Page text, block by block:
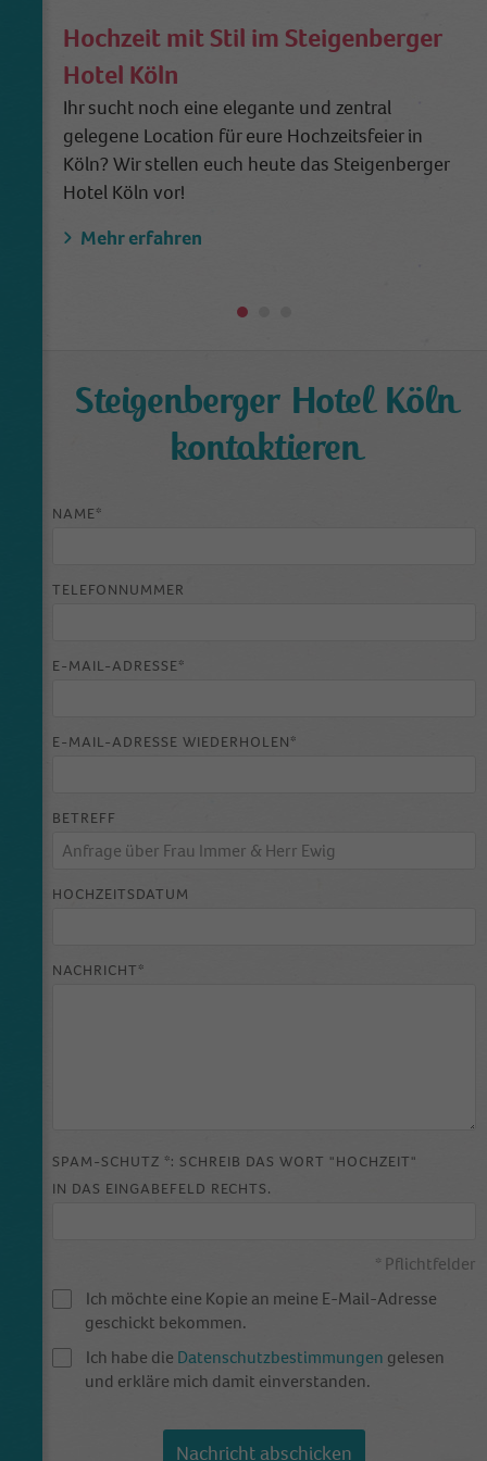
Hochzeit mit Stil im Steigenberger
Hotel Köln
Ihr sucht noch eine elegante und zentral
gelegene Location für eure Hochzeitsfeier in
Köln? Wir stellen euch heute das Steigenberger
Hotel Köln vor!
Mehr erfahren
Steigenberger Hotel Köln
kontaktieren
NAME*
TELEFONNUMMER
E-MAIL-ADRESSE*
E-MAIL-ADRESSE WIEDERHOLEN*
BETREFF
HOCHZEITSDATUM
NACHRICHT*
SPAM-SCHUTZ *: SCHREIB DAS WORT "HOCHZEIT"
IN DAS EINGABEFELD RECHTS.
* Pflichtfelder
Ich möchte eine Kopie an meine E-Mail-Adresse
geschickt bekommen.
Ich habe die Datenschutzbestimmungen gelesen
und erkläre mich damit einverstanden.
Nachricht abschicken
Anbieter Google Tagmanager
Laufzeit 1 Day
This cookie is installed by Google Analytics.
creating an analytics report of how the
anonymous form.